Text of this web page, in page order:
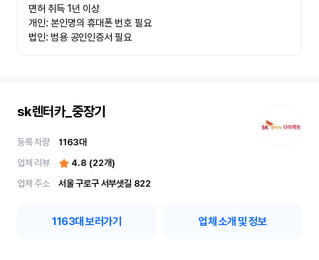
면허 취득 1년 이상
개인: 본인명의 휴대폰 번호 필요
법인: 범용 공인인증서 필요
sk렌터카_중장기
등록 차량 1163대
업체 리뷰
4.8 (22개)
업체 주소
서울 구로구 서부샛길 822
1163대 보러가기 업체 소개 및 정보